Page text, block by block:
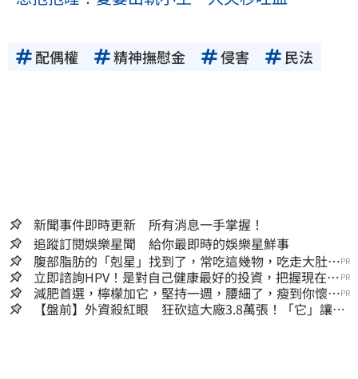
配偶權 精神撫慰金 侵害 民法
新聞事件即時更新 所有消息一手掌握！
追蹤訂閱娛樂星聞 給你最即時的娛樂星鮮事
腹部脂肪的「剋星」找到了，常吃這幾物，吃走大肚
囊，瘦出小蠻腰
PR
立即諮詢HPV！是對自己健康最好的投資，把握現在不
嫌晚！
PR
減肥首選，檸檬加它，堅持一週，腰細了，瘦到你懷疑
人生
PR
【盤前】外資殺紅眼 狂砍這大廠3.8萬張！「它」讓99